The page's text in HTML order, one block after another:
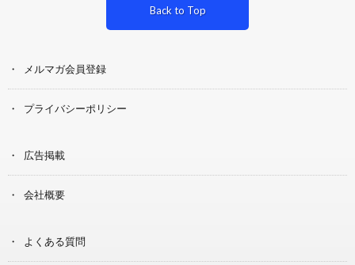
Back to Top
メルマガ会員登録
プライバシーポリシー
広告掲載
会社概要
よくある質問